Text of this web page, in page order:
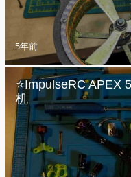
5年前
⭐️ImpulseRC APEX
机